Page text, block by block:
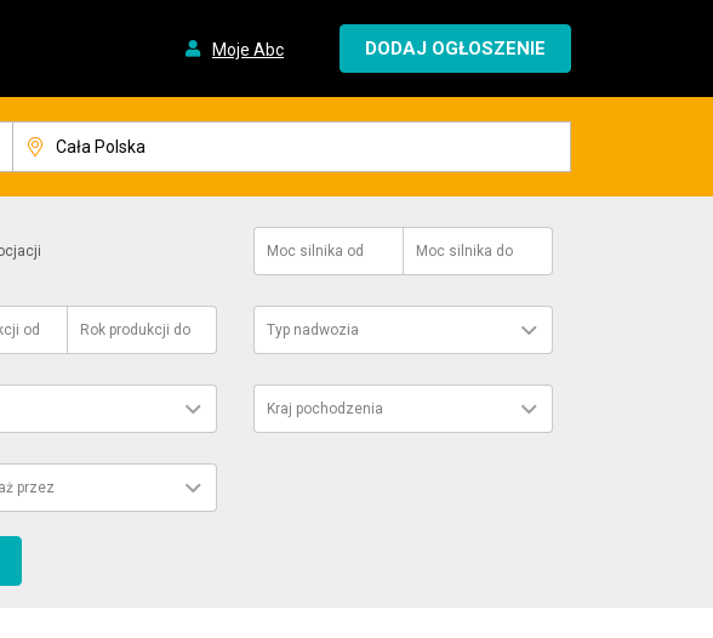
Moje Abc DODAJ OGŁOSZENIE
Moc silnika od Moc silnika do
od Rok produkcji do Typ nadwozia
Kraj pochodzenia
przez